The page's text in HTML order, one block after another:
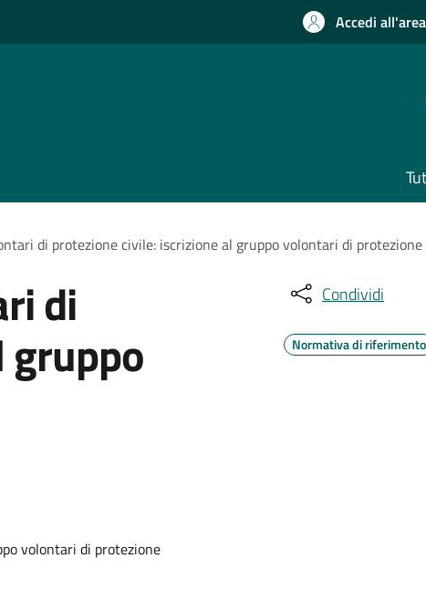
Accedi
di protezione civile: iscrizione al gruppo volontari di
di
gruppo
volontari di protezione
Condividi
Normativa di riferimento